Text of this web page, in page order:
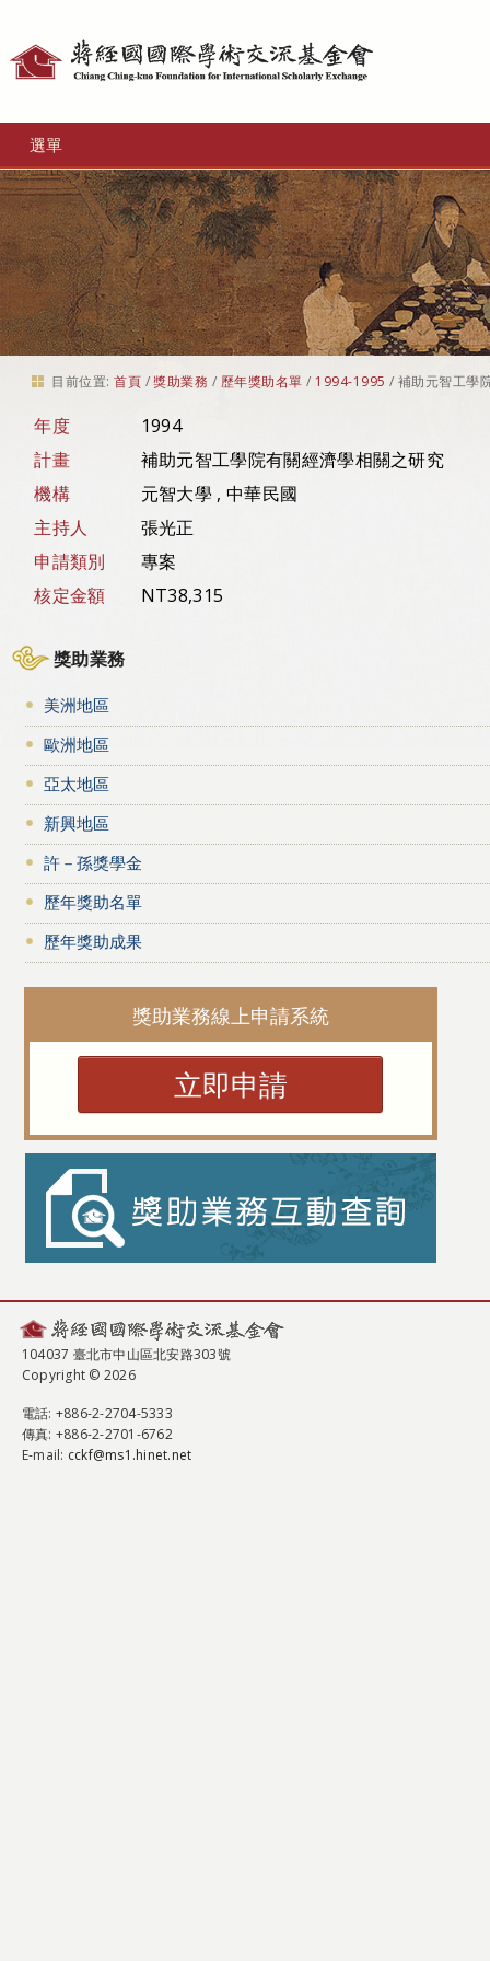
選單
目前位置: 首頁 /獎助業務 / 歷年獎助名單 / 1994-1995 / 補助元智工學
年度
1994
計畫
補助元智工學院有關經濟學相關之研究
機構
元智大學 , 中華民國
主持人
張光正
申請類別
專案
核定金額
NT38,315
獎助業務
美洲地區
歐洲地區
亞太地區
新興地區
許－孫獎學金
歷年獎助名單
歷年獎助成果
獎助業務線上申請系統
立即申請
104037 臺北市中山區北安路303號
Copyright © 2026
電話: +886-2-2704-5333
傳真: +886-2-2701-6762
E-mail: cckf@ms1.hinet.net